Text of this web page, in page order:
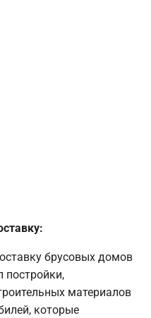
брусовых домов
постройки,
материалов
которые